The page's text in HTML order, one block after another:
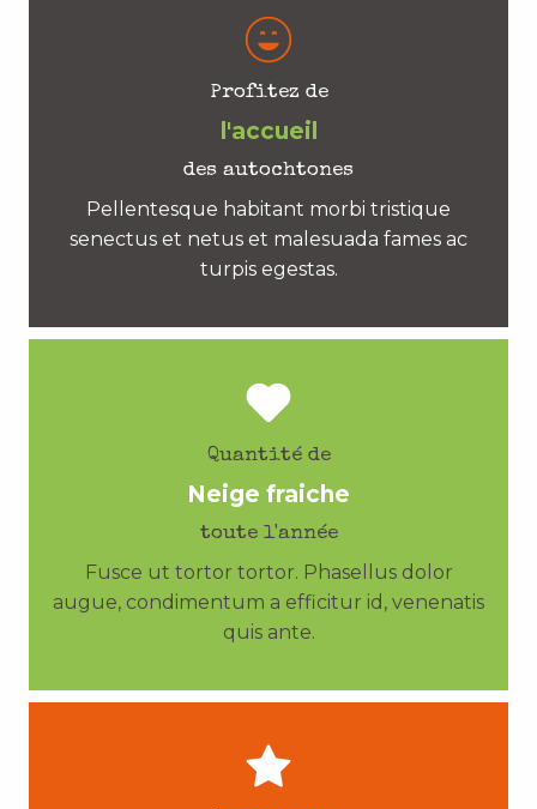
Profitez de
l'accueil
des autochtones
Pellentesque habitant morbi tristique
senectus et netus et malesuada fames ac
turpis egestas.
Quantité de
Neige fraiche
toute l'année
Fusce ut tortor tortor. Phasellus dolor
augue, condimentum a efficitur id, venenatis
quis ante.